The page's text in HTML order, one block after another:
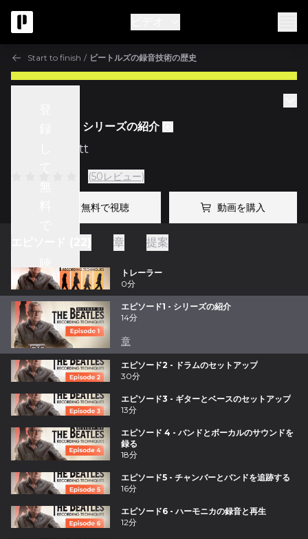
Start to finish / ビートルズの録音技術の歴史
聴
エピソード1 - シリーズの紹介
Ken Scott
(50レビュー)
登録して無料で視聴 動画を購入
章 提案
トレーラー
0分
エピソード1 - シリーズの紹介
14分
章
エピソード2 - ドラムのセットアップ
30分
エピソード3 - ギターとベースのセットアップ
13分
エピソード 4 - バンドとボーカルのサウンドを
録る
18分
エピソード5 - チャンバーとバンドを追跡する
16分
エピソード6 - ハーモニカの録音と再生
12分